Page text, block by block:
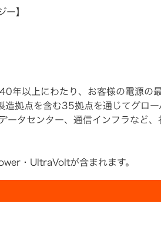
】
以上にわたり、お客様の電源の
拠点を含む35拠点を通じてグロー
タセンター、通信インフラなど
・UltraVoltが含まれます。